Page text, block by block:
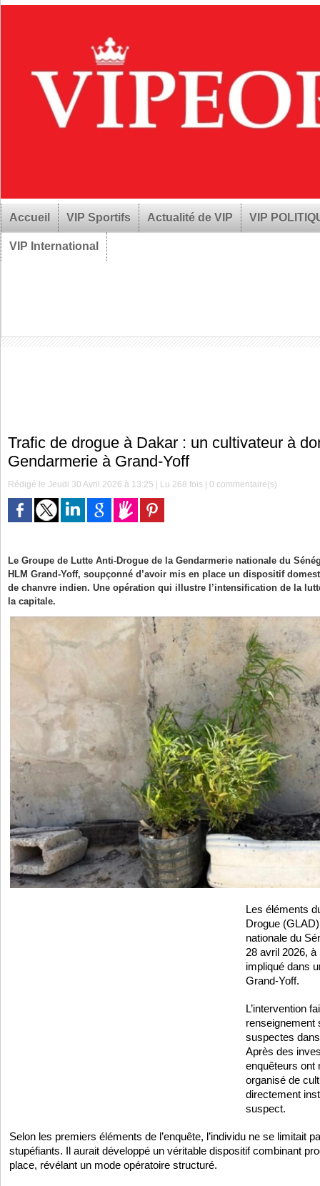
Accueil VIP Sportifs Actualité de VIP VIP
VIP International
Trafic de drogue à Dakar : un cultivateur à
Gendarmerie à Grand-Yoff
Rédigé le Jeudi 30 Avril 2026 à 13:25 | Lu 268 fois |0 commentaire(s)
Le Groupe de Lutte Anti-Drogue de la Gendarmerie nationale du
HLM Grand-Yoff, soupçonné d’avoir mis en place un dispositif
de chanvre indien. Une opération qui illustre l’intensification de la
la capitale.
Les éléments
Drogue
nationale du
28 avril 2026, à
impliqué dans
Grand-Yoff.
L’intervention
renseignement
suspectes
Après des
enquêteurs ont
organisé de
directement
suspect.
Selon les premiers éléments de l’enquête, l’individu ne se limitait
stupéfiants. Il aurait développé un véritable dispositif combinant
place, révélant un mode opératoire structuré.